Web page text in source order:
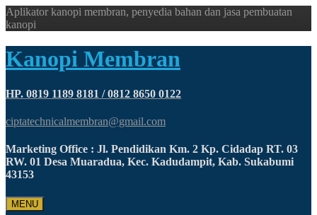
Aplikator kanopi membran, penyedia bahan dan jasa pembuatan
kanopi
Kanopi Membran
HP. 0819 1189 8181 / 0812 8650 0122
ciptatechnicalmembran@gmail.com
Marketing Office : Jl. Pendidikan Km. 2 Kp. Cidadap RT. 03
RW. 01 Desa Muaradua, Kec. Kadudampit, Kab. Sukabumi
43153
MENU